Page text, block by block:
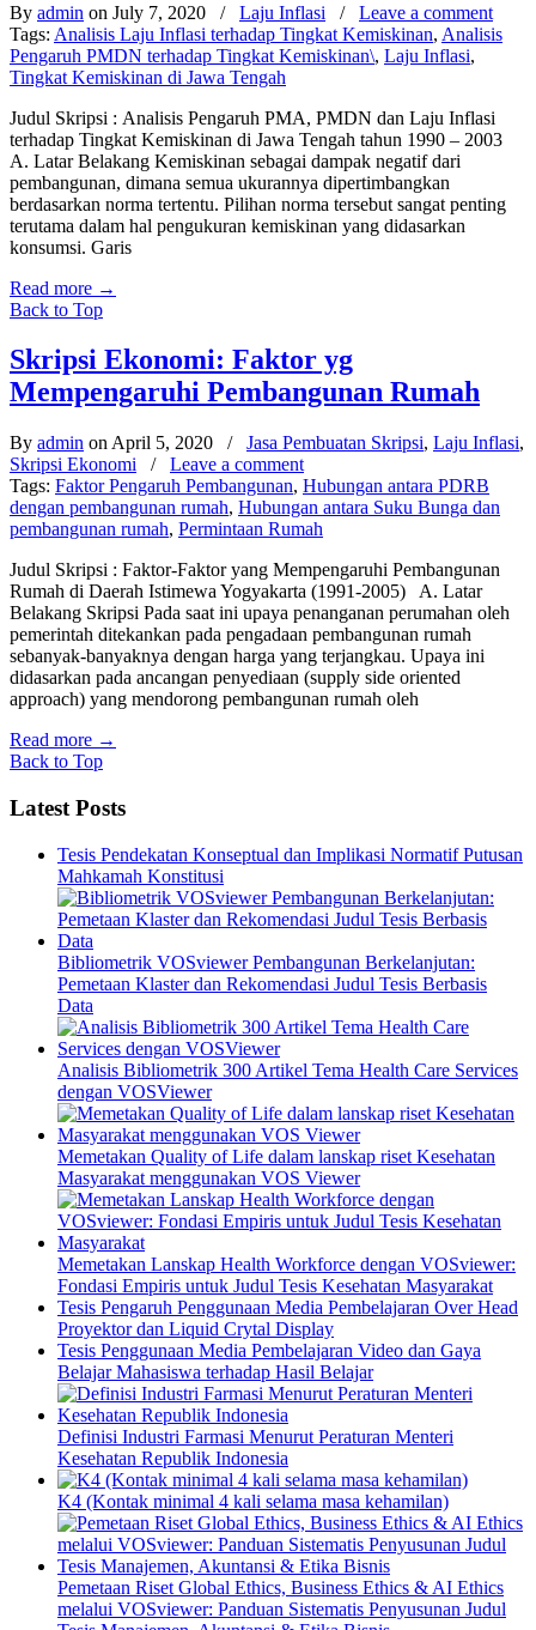
By admin on July 7, 2020 / Laju Inflasi / Leave a comment
Tags: Analisis Laju Inflasi terhadap Tingkat Kemiskinan, Analisis
Pengaruh PMDN terhadap Tingkat Kemiskinan\, Laju Inflasi,
Tingkat Kemiskinan di Jawa Tengah
Judul Skripsi : Analisis Pengaruh PMA, PMDN dan Laju Inflasi
terhadap Tingkat Kemiskinan di Jawa Tengah tahun 1990 – 2003
A. Latar Belakang Kemiskinan sebagai dampak negatif dari
pembangunan, dimana semua ukurannya dipertimbangkan
berdasarkan norma tertentu. Pilihan norma tersebut sangat penting
terutama dalam hal pengukuran kemiskinan yang didasarkan
konsumsi. Garis
Read more →
Back to Top
Skripsi Ekonomi: Faktor yg
Mempengaruhi Pembangunan Rumah
By admin on April 5, 2020 / Jasa Pembuatan Skripsi, Laju Inflasi,
Skripsi Ekonomi
/ Leave a comment
Tags: Faktor Pengaruh Pembangunan, Hubungan antara PDRB
dengan pembangunan rumah, Hubungan antara Suku Bunga dan
pembangunan rumah, Permintaan Rumah
Judul Skripsi : Faktor-Faktor yang Mempengaruhi Pembangunan
Rumah di Daerah Istimewa Yogyakarta (1991-2005) A. Latar
Belakang Skripsi Pada saat ini upaya penanganan perumahan oleh
pemerintah ditekankan pada pengadaan pembangunan rumah
sebanyak-banyaknya dengan harga yang terjangkau. Upaya ini
didasarkan pada ancangan penyediaan (supply side oriented
approach) yang mendorong pembangunan rumah oleh
Read more →
Back to Top
Latest Posts
Tesis Pendekatan Konseptual dan Implikasi Normatif Putusan
Mahkamah Konstitusi
Bibliometrik VOSviewer Pembangunan Berkelanjutan:
Pemetaan Klaster dan Rekomendasi Judul Tesis Berbasis
Data
Analisis Bibliometrik 300 Artikel Tema Health Care Services
dengan VOSViewer
Memetakan Quality of Life dalam lanskap riset Kesehatan
Masyarakat menggunakan VOS Viewer
Memetakan Lanskap Health Workforce dengan VOSviewer:
Fondasi Empiris untuk Judul Tesis Kesehatan Masyarakat
Tesis Pengaruh Penggunaan Media Pembelajaran Over Head
Proyektor dan Liquid Crytal Display
Tesis Penggunaan Media Pembelajaran Video dan Gaya
Belajar Mahasiswa terhadap Hasil Belajar
Definisi Industri Farmasi Menurut Peraturan Menteri
Kesehatan Republik Indonesia
K4 (Kontak minimal 4 kali selama masa kehamilan)
Pemetaan Riset Global Ethics, Business Ethics & AI Ethics
melalui VOSviewer: Panduan Sistematis Penyusunan Judul